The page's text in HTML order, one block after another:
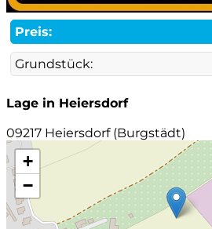
Preis:
Grundstück:
Lage in Heiersdorf
09217 Heiersdorf (Burgstädt)
+
−